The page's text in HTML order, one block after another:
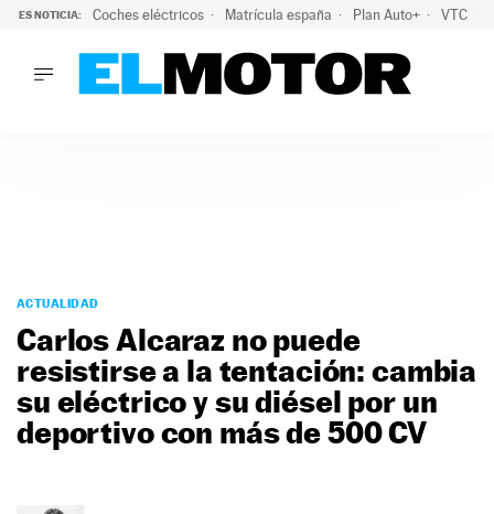
ES NOTICIA: Coches eléctricos Matrícula españa Plan Auto+ VTC
PODCAST
MOTOS
TECNOLOGÍA
SUPERCOCHES
MOTORTV
ACTUALIDAD
Carlos Alcaraz no puede
resistirse a la tentación: cambia
su eléctrico y su diésel por un
deportivo con más de 500 CV